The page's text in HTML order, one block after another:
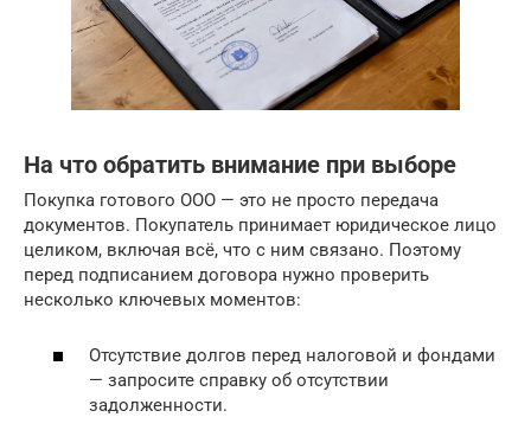
На что обратить внимание при выборе
Покупка готового ООО — это не просто передача
документов. Покупатель принимает юридическое лицо
целиком, включая всё, что с ним связано. Поэтому
перед подписанием договора нужно проверить
несколько ключевых моментов:
Отсутствие долгов перед налоговой и фондами
— запросите справку об отсутствии
задолженности.